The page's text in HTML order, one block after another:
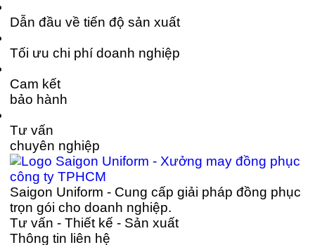
Dẫn đầu về tiến độ sản xuất
Tối ưu chi phí doanh nghiệp
Cam kết
bảo hành
Tư vấn
chuyên nghiệp
Saigon Uniform - Cung cấp giải pháp đồng phục
trọn gói cho doanh nghiệp.
Tư vấn - Thiết kế - Sản xuất
Thông tin liên hệ